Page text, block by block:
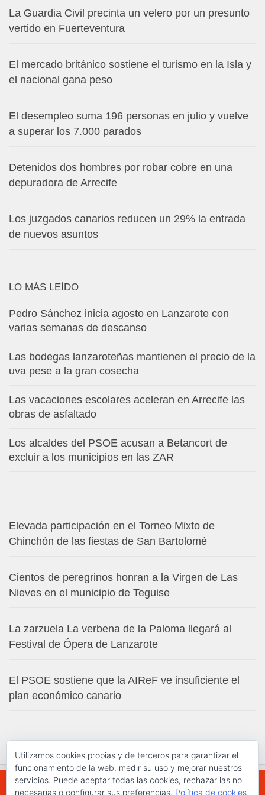
La Guardia Civil precinta un velero por un presunto
vertido en Fuerteventura
El mercado británico sostiene el turismo en la Isla y
el nacional gana peso
El desempleo suma 196 personas en julio y vuelve
a superar los 7.000 parados
Detenidos dos hombres por robar cobre en una
depuradora de Arrecife
Los juzgados canarios reducen un 29% la entrada
de nuevos asuntos
LO MÁS LEÍDO
Pedro Sánchez inicia agosto en Lanzarote con
varias semanas de descanso
Las bodegas lanzaroteñas mantienen el precio de la
uva pese a la gran cosecha
Las vacaciones escolares aceleran en Arrecife las
obras de asfaltado
Los alcaldes del PSOE acusan a Betancort de
excluir a los municipios en las ZAR
Elevada participación en el Torneo Mixto de
Chinchón de las fiestas de San Bartolomé
Cientos de peregrinos honran a la Virgen de Las
Nieves en el municipio de Teguise
La zarzuela La verbena de la Paloma llegará al
Festival de Ópera de Lanzarote
El PSOE sostiene que la AIReF ve insuficiente el
plan económico canario
Utilizamos cookies propias y de terceros para garantizar el
funcionamiento de la web, medir su uso y mejorar nuestros
servicios. Puede aceptar todas las cookies, rechazar las no
necesarias o configurar sus preferencias. Política de cookies